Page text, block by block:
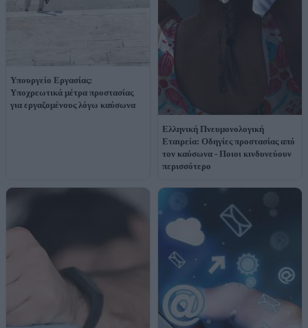
Υπουργείο Εργασίας:
Υποχρεωτικά μέτρα προστασίας
για εργαζομένους λόγω καύσωνα
Ελληνική Πνευμονολογική
Εταιρεία: Οδηγίες προστασίας από
τον καύσωνα - Ποιοι κινδυνεύουν
περισσότερο